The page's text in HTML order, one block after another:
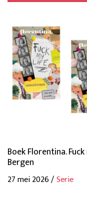
Boek Florentina.
Bergen
27 mei 2026 /Serie